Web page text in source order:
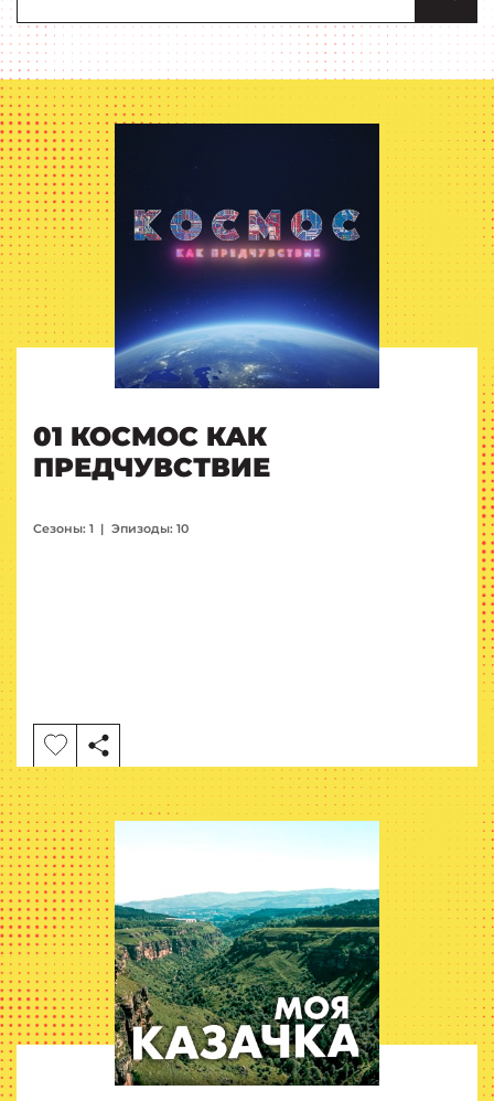
01 КОСМОС КАК
ПРЕДЧУВСТВИЕ
Сезоны: 1 | Эпизоды: 10